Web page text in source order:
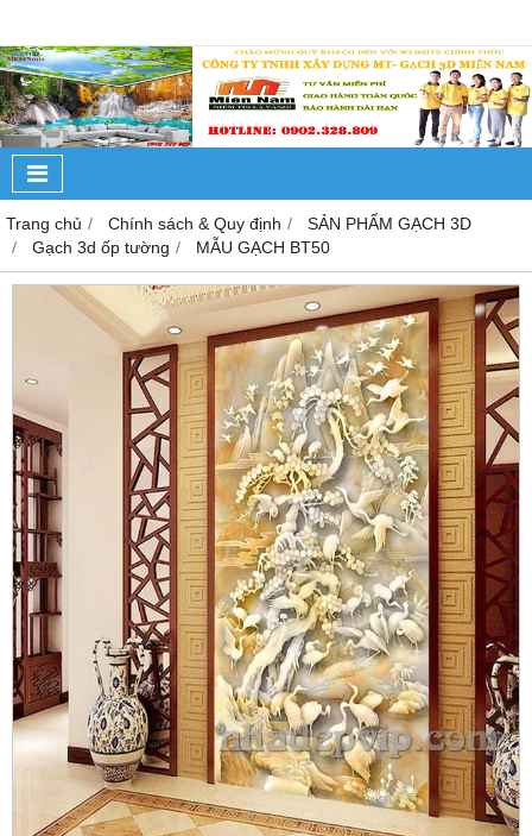
Trang chủ Chính sách & Quy định
SẢN PHẨM GẠCH 3D
Gạch 3d ốp tường
MẪU GẠCH BT50